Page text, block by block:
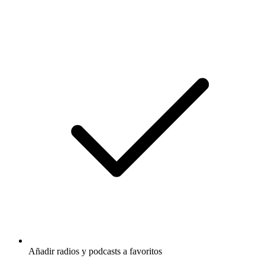
Añadir radios y podcasts a favoritos